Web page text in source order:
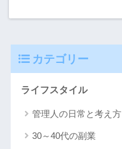
カテゴリー
ライフスタイル
管理人の日常と考え方
30～40代の副業